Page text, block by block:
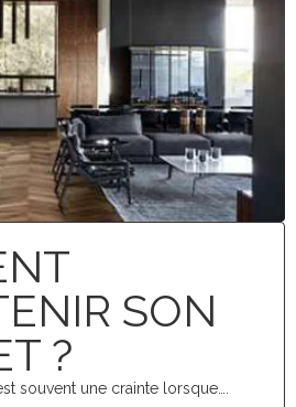
SON
?
souvent une crainte lorsque….